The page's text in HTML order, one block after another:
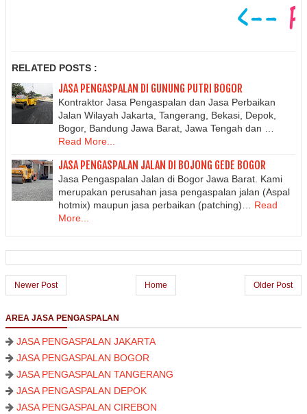
RELATED POSTS :
JASA PENGASPALAN DI GUNUNG PUTRI BOGOR
Kontraktor Jasa Pengaspalan dan Jasa Perbaikan
Jalan Wilayah Jakarta, Tangerang, Bekasi, Depok,
Bogor, Bandung Jawa Barat, Jawa Tengah dan …
Read More...
JASA PENGASPALAN JALAN DI BOJONG GEDE BOGOR
Jasa Pengaspalan Jalan di Bogor Jawa Barat. Kami
merupakan perusahan jasa pengaspalan jalan (Aspal
hotmix) maupun jasa perbaikan (patching)…
Read
More...
Newer Post Older Post
Home
AREA JASA PENGASPALAN
JASA PENGASPALAN JAKARTA
JASA PENGASPALAN BOGOR
JASA PENGASPALAN TANGERANG
JASA PENGASPALAN DEPOK
JASA PENGASPALAN CIREBON